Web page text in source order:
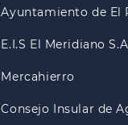
Ayuntamiento de El
E.I.S El Meridiano
Mercahierro
Consejo Insular de